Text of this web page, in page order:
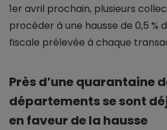
1er avril prochain, plusieurs
procéder à une hausse de 0,5 %
fiscale prélevée à chaque
Près d’une quarantaine
départements se sont
en faveur de la hausse